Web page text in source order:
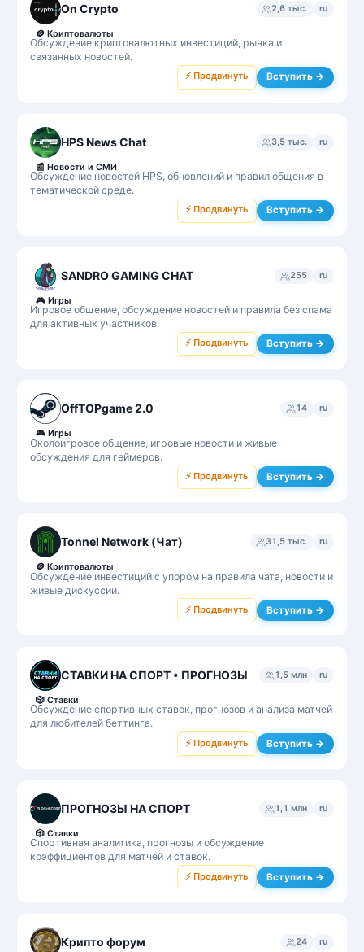
On Crypto 2,6 тыс. ru
Обсуждение криптовалютных инвестиций, рынка и
связанных новостей.
🪙 Криптовалюты
⚡ Продвинуть Вступить →
HPS News Chat 3,5 тыс. ru
Обсуждение новостей HPS, обновлений и правил общения в
тематической среде.
📰 Новости и СМИ
⚡ Продвинуть Вступить →
SANDRO GAMING CHAT 255 ru
Игровое общение, обсуждение новостей и правила без спама
для активных участников.
🎮 Игры
⚡ Продвинуть Вступить →
OffTOPgame 2.0 14 ru
Околоигровое общение, игровые новости и живые
обсуждения для геймеров.
🎮 Игры
⚡ Продвинуть Вступить →
Tonnel Network (Чат) 31,5 тыс. ru
Обсуждение инвестиций с упором на правила чата, новости и
живые дискуссии.
🪙 Криптовалюты
⚡ Продвинуть Вступить →
СТАВКИ НА СПОРТ • ПРОГНОЗЫ 1,5 млн ru
Обсуждение спортивных ставок, прогнозов и анализа матчей
для любителей беттинга.
🎲 Ставки
⚡ Продвинуть Вступить →
ПРОГНОЗЫ НА СПОРТ 1,1 млн ru
Спортивная аналитика, прогнозы и обсуждение
коэффициентов для матчей и ставок.
🎲 Ставки
⚡ Продвинуть Вступить →
Крипто форум 24 ru